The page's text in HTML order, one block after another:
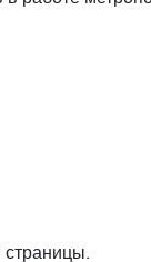
страницы.